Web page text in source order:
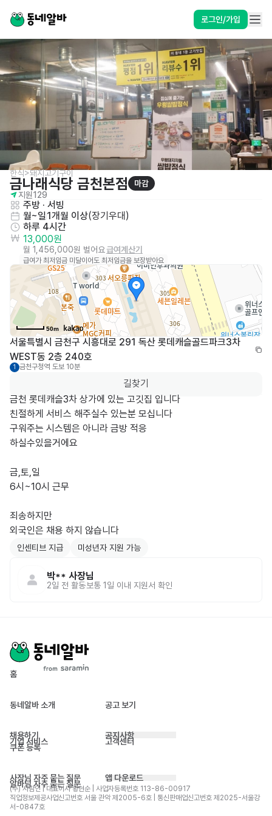
로그인/가입
한식>돼지고기구이
금나래식당 금천본점
마감
지원129
주방 · 서빙
월~일1개월 이상(장기우대 )
하루 4시간
13,000원
월 1,456,000원 벌어요급여계산기
급여가 최저임금 미달이어도 최저임금을 보장받아요
50m
서울특별시 금천구 시흥대로 291 독산 롯데캐슬골드파크3차
WEST동 2층 240호
1 금천구청역 도보 10분
길찾기
금천 롯데캐슬3차 상가에 있는 고깃집 입니다
친절하게 서비스 해주실수 있는분 모십니다
구워주는 시스템은 아니라 금방 적응
하실수있을거에요
금,토,일
6시~10시 근무
죄송하지만
외국인은 채용 하지 않습니다
인센티브 지급 미성년자 지원 가능
박** 사장님
2일 전 활동보통 1일 이내 지원서 확인
홈
동네알바 소개 공고 보기
채용하기
기업 서비스
쿠폰 등록
공지사항
고객센터
사장님 자주 묻는 질문
알바님 자주 묻는 질문
앱 다운로드
(주) 사람인 | 대표이사 황현순 | 사업자등록번호 113-86-00917
직업정보제공사업신고번호 서울 관악 제2005-6호 | 통신판매업신고번호 제2025-서울강
서-0847호